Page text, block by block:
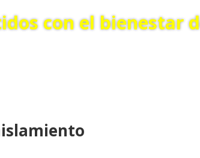
con el bienestar